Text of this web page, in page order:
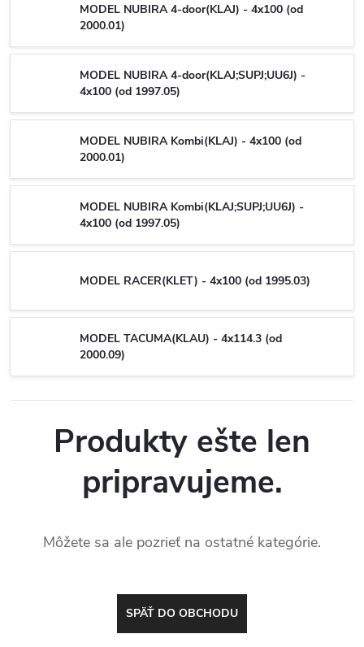
MODEL NUBIRA 4-door(KLAJ) - 4x100 (od
2000.01)
MODEL NUBIRA 4-door(KLAJ;SUPJ;UU6J) -
4x100 (od 1997.05)
MODEL NUBIRA Kombi(KLAJ) - 4x100 (od
2000.01)
MODEL NUBIRA Kombi(KLAJ;SUPJ;UU6J) -
4x100 (od 1997.05)
MODEL RACER(KLET) - 4x100 (od 1995.03)
MODEL TACUMA(KLAU) - 4x114.3 (od
2000.09)
Produkty ešte len
pripravujeme.
Môžete sa ale pozrieť na ostatné kategórie.
SPÄŤ DO OBCHODU